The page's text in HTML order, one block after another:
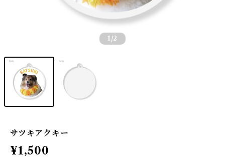
1 /2
サツキアクキー
¥1,500